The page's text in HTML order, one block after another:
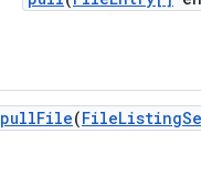
pullFile(FileListing